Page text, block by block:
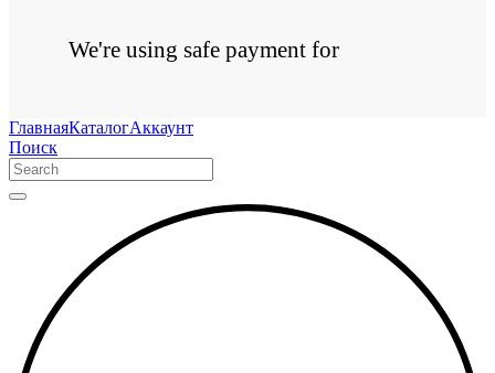
We're using safe payment for
ГлавнаяКаталогАккаунт
Поиск